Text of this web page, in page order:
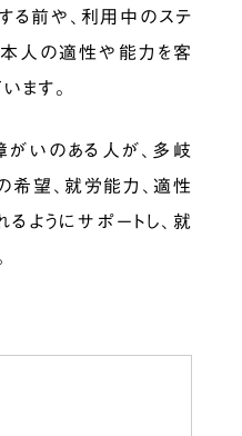
る前や、利用中のステ
本人の適性や能力を客
ます。
いのある人が、多岐
希望、就労能力、適性
ようにサポートし、就